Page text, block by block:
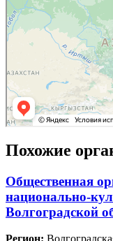
Похожие
Общественная
национально-
Волгоградской